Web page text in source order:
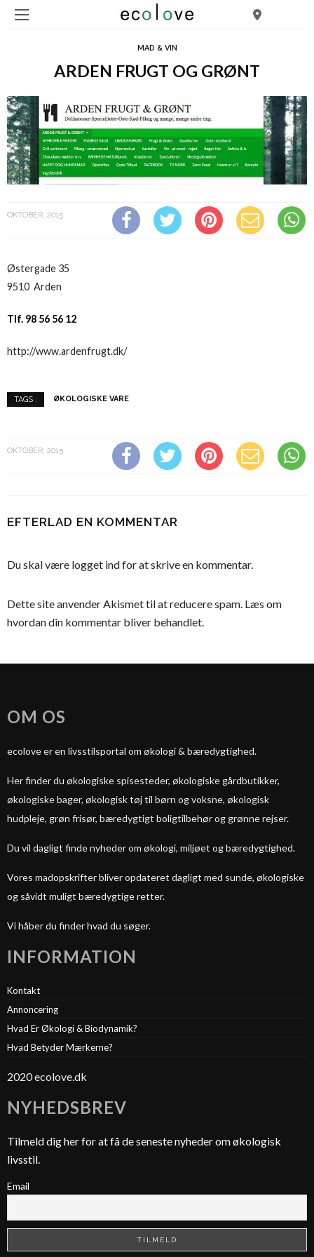
MAD & VIN
ARDEN FRUGT OG GRØNT
OKTOBER, 2015
Østergade 35
9510 Arden
Tlf. 98 56 56 12
http://www.ardenfrugt.dk/
TAGS : ØKOLOGISKE VARE
OKTOBER, 2015
EFTERLAD EN KOMMENTAR
Du skal være logget indfor at skrive en kommentar.
Dette site anvender Akismet til at reducere spam. Læs om
hvordan din kommentar bliver behandlet.
OM OS
ecolove er en livsstilsportal om økologi & bæredygtighed.
Her finder du økologiske spisesteder, økologiske gårdbutikker,
økologiske bager, økologisk tøj til børn og voksne, økologisk
hudpleje, grøn frisør, bæredygtigt boligtilbehør og grønne rejser.
Du vil dagligt finde nyheder om økologi, miljøet og bæredygtighed.
Vores madopskrifter bliver opdateret dagligt med sunde, økologiske
og såvidt muligt bæredygtige retter.
Vi håber du finder hvad du søger.
INFORMATION
Kontakt
Annoncering
Hvad Er Økologi & Biodynamik?
Hvad Betyder Mærkerne?
2020 ecolove.dk
NYHEDSBREV
Tilmeld dig her for at få de seneste nyheder om økologisk
livsstil.
Email